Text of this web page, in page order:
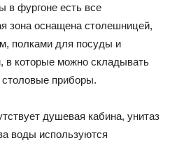
в фургоне есть все
зона оснащена столешницей,
полками для посуды и
которые можно складывать
столовые приборы.
душевая кабина, унитаз
воды используются